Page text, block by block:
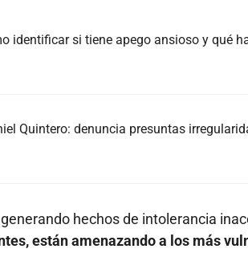
identificar si tiene apego ansioso y qué
Quintero: denuncia presuntas
hechos de intolerancia
están amenazando a los más